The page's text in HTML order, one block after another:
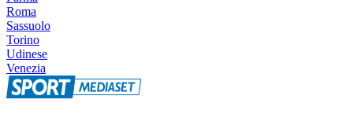
Roma
Sassuolo
Torino
Udinese
Venezia